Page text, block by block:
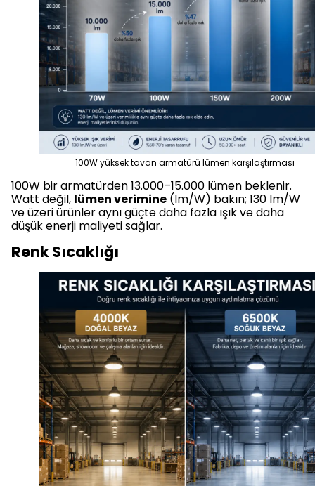
100W yüksek tavan armatürü lümen karşılaştırması
100W bir armatürden 13.000–15.000 lümen beklenir.
Watt değil, lümen verimine (lm/W) bakın; 130 lm/W
ve üzeri ürünler aynı güçte daha fazla ışık ve daha
düşük enerji maliyeti sağlar.
Renk Sıcaklığı